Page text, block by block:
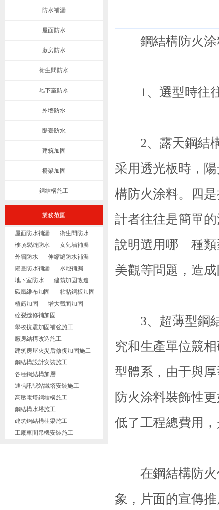
防水補漏
屋面防水
廠房防水
衛生間防水
地下室防水
外墻防水
陽臺防水
建筑加固
橋梁加固
鋼結構施工
業務范圍
屋面防水補漏
衛生間防水
樓頂裂縫防水
女兒墻補漏
外墻防水
伸縮縫防水補漏
陽臺防水補漏
水池補漏
地下室防水
建筑加固改造
碳纖維布加固
粘貼鋼板加固
植筋加固
增大截面加固
砼裂縫修補加固
學校抗震加固補強施工
廠房結構改造施工
建筑房屋火災后修復加固施工
鋼結構設計安裝施工
各種鋼結構加層
通信訊號站鐵塔安裝施工
高壓電塔鋼結構施工
鋼結構水塔施工
建筑鋼結構柱梁施工
工廠車間吊機安裝施工
鋼結構防火涂
1、選型時往往
2、露天鋼結構
采用透光板時，
構防火涂料。四
計者往往是簡單
說明選用哪一種
美觀等問題，造
3、超薄型鋼結
究和生產單位競
型體系，由于與
防火涂料裝飾性
低了工程總費用
在鋼結構防火
象，片面的宣傳